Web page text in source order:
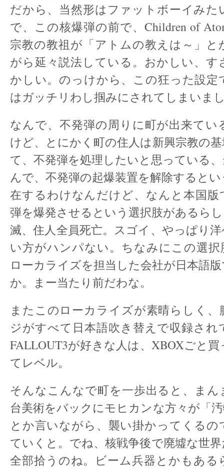
だから、当然形はファットボーイみた
で、この核爆弾の前で、Children of
宗教の教祖が「アトムの教えは～」と
がら延々説法している。おかしい、す
かしい。のっけから、この狂った設定
はガッチリわし掴みにされてしまいま
なんで、不発弾の周りに町が出来てい
けど、とにかく町の住人は新興宗教の
て、不発弾を処理したいと思っている
んで、不発弾の起爆装置を解除すると
在するわけなんだけど、なんと本国版
弾を爆発させるという選択肢があるら
滅、住人全員死亡。スゴイ、やっぱり
い方がハンパない。ちなみにこの選択
ローカライズを担当した会社が日本語
か。まー当たり前だわな。
またこのローカライズが素晴らしく
ジがすべて日本語吹き替えで収録され
FALLOUT3が好きな人は、XBOXごと
てレベル。
そんなこんなで町を一歩出ると、まん
台美術をバックにモヒカンな方々が「
とか言いながら、襲い掛かってくる
ていくと。でね、核戦争後で廃墟な世
全部拾うのね。ビーム兵器とかもある